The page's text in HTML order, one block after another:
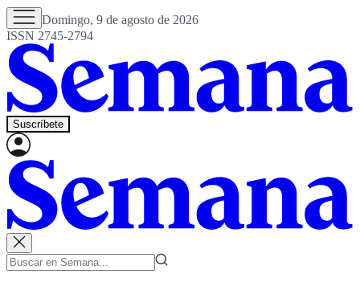
Domingo, 9 de agosto de 2026
ISSN 2745-2794
Suscríbete